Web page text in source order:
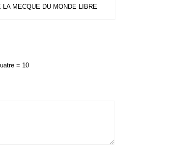
MECQUE DU MONDE LIBRE
= 10